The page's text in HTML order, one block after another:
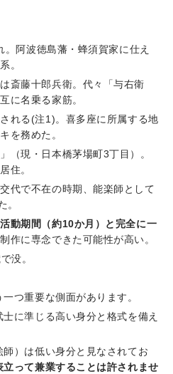
阿波徳島藩・蜂須賀家に仕え
。
斎藤十郎兵衛。代々「与右衛
に名乗る家筋。
れる(注1 )。喜多座に所属する地
を務めた。
（現・日本橋茅場町3丁目）。
住。
代で不在の時期、能楽師として
。
動期間（約10か月）と完全に一
作に専念できた可能性が高い。
没。
つ重要な側面があります。
に準じる高い身分と格式を備え
）は低い身分と見なされてお
って兼業することは許されませ